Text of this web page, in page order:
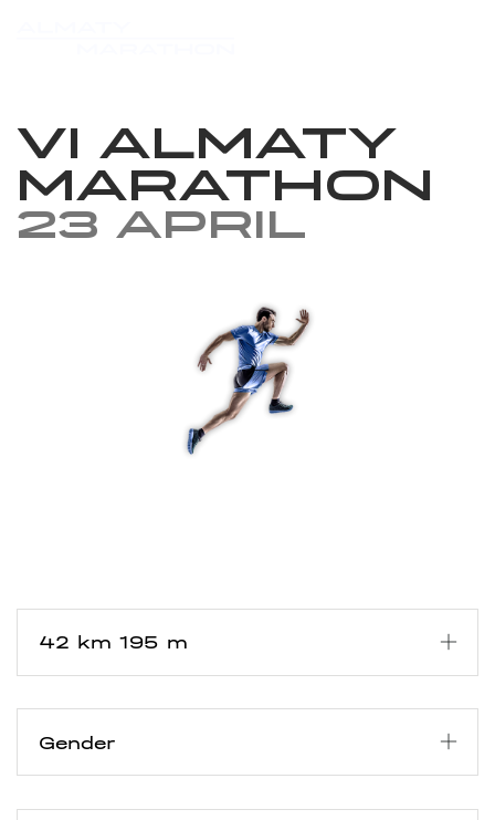
VI Almaty
Marathon
23 April